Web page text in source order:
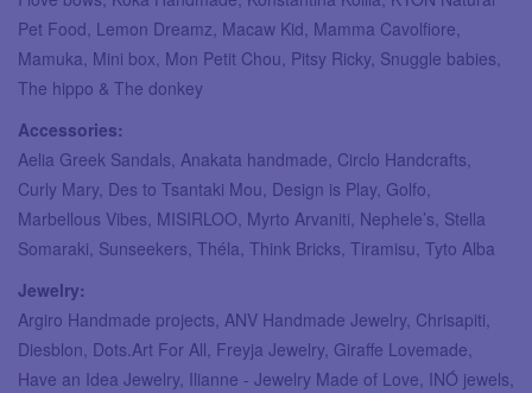
Pet Food, Lemon Dreamz, Macaw Kid, Mamma Cavolfiore,
Mamuka, Mini box, Mon Petit Chou, Pitsy Ricky, Snuggle babies,
The hippo & The donkey
Accessories:
Aelia Greek Sandals, Anakata handmade, Circlo Handcrafts,
Curly Mary, Des to Tsantaki Mou, Design is Play, Golfo,
Marbellous Vibes, MISIRLOO, Myrto Arvaniti, Nephele’s, Stella
Somaraki, Sunseekers, Théla, Think Bricks, Tiramisu, Tyto Alba
Jewelry:
Argiro Handmade projects, ANV Handmade Jewelry, Chrisapiti,
Diesblon, Dots.Art For All, Freyja Jewelry, Giraffe Lovemade,
Have an Idea Jewelry, Ilianne - Jewelry Made of Love, INÓ jewels,